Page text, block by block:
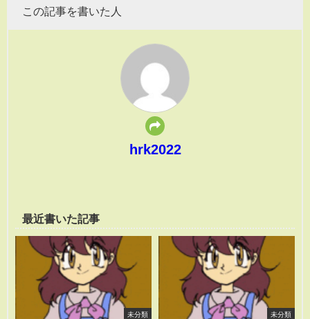
この記事を書いた人
hrk2022
最近書いた記事
未分類 未分類